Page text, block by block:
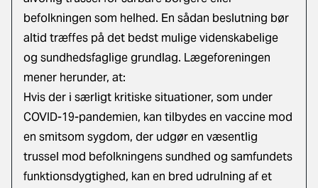
befolkningen som helhed. En sådan beslutning bør
altid træffes på det bedst mulige videnskabelige
og sundhedsfaglige grundlag. Lægeforeningen
mener herunder, at:
Hvis der i særligt kritiske situationer, som under
COVID-19-pandemien, kan tilbydes en vaccine mod
en smitsom sygdom, der udgør en væsentlig
trussel mod befolkningens sundhed og samfundets
funktionsdygtighed, kan en bred udrulning af et